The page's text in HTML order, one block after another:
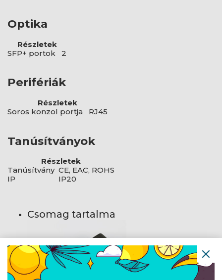
Optika
Részletek
SFP+ portok 2
Perifériák
Részletek
Soros konzol portja RJ45
Tanúsítványok
Részletek
Tanúsítvány CE, EAC, ROHS
IP
IP20
Csomag tartalma